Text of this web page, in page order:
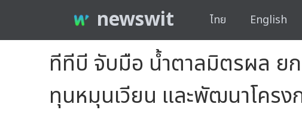
newswit ไทย English
ทีทีบี จับมือ น้ำตาลมิตรผล ย
ทุนหมุนเวียน และพัฒนาโครง